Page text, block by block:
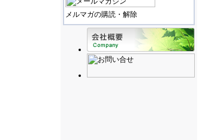
メルマガの購読・解除